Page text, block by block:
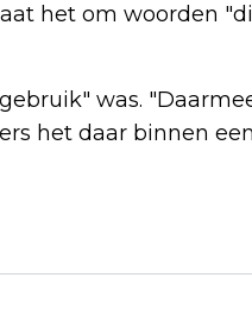
het om woorden
was.
het daar binnen
JETTEN